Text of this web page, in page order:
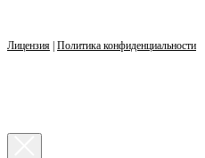
Лицензия | Политика конфиденциальности